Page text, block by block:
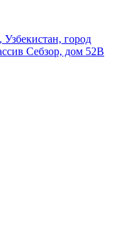
Узбекистан, город
Себзор, дом 52В